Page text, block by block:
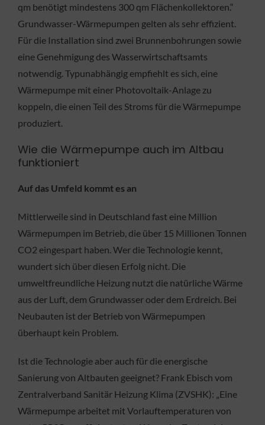
qm benötigt mindestens 300 qm Flächenkollektoren.“
Grundwasser-Wärmepumpen gelten als sehr effizient.
Für die Installation sind zwei Brunnenbohrungen sowie
eine Genehmigung des Wasserwirtschaftsamts
notwendig. Typunabhängig empfiehlt es sich, eine
Wärmepumpe mit einer Photovoltaik-Anlage zu
koppeln, die einen Teil des Stroms für die Wärmepumpe
produziert.
Wie die Wärmepumpe auch im Altbau
funktioniert
Auf das Umfeld kommt es an
Mittlerweile sind in Deutschland fast eine Million
Wärmepumpen im Betrieb, die über 15 Millionen Tonnen
CO2 eingespart haben. Wer die Technologie kennt,
wundert sich über diesen Erfolg nicht. Die
umweltfreundliche Heizung nutzt die natürliche Wärme
aus der Luft, dem Grundwasser oder dem Erdreich. Bei
Neubauten ist der Betrieb von Wärmepumpen
überhaupt kein Problem.
Ist die Technologie aber auch für die energische
Sanierung von Altbauten geeignet? Frank Ebisch vom
Zentralverband Sanitär Heizung Klima (ZVSHK): „Eine
Wärmepumpe arbeitet mit Vorlauftemperaturen von